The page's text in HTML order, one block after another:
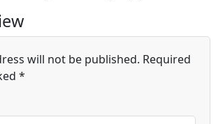
will not be published. Required
*